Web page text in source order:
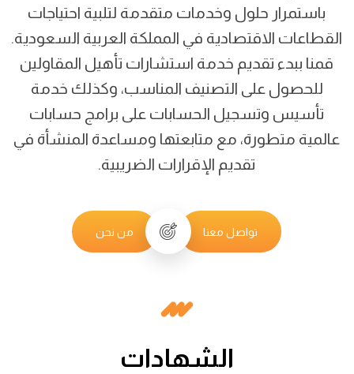
باستمرار حلول وخدمات متقدمة لتلبية احتياجات
القطاعات الاقتصادية في المملكة العربية السعودية.
قمنا ببدء تقديم خدمة استشارات تأهيل المقاولين
للحصول على التصنيف المناسب، وكذلك خدمة
تأسيس وتسجيل الحسابات على برامج حسابات
عالمية متطورة، مع متابعتها ومساعدة المنشأة في
تقديم الإقرارات الضريبية.
تواصل معنا من نحن
الشهادات